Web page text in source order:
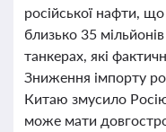
російської нафти,
близько 35
танкерах, які
Зниження імпорту
Китаю змусило
може мати